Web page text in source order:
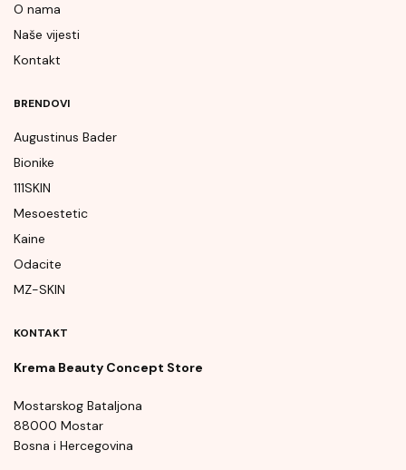
O nama
Naše vijesti
Kontakt
BRENDOVI
Augustinus Bader
Bionike
111SKIN
Mesoestetic
Kaine
Odacite
MZ-SKIN
KONTAKT
Krema Beauty Concept Store
Mostarskog Bataljona
88000 Mostar
Bosna i Hercegovina